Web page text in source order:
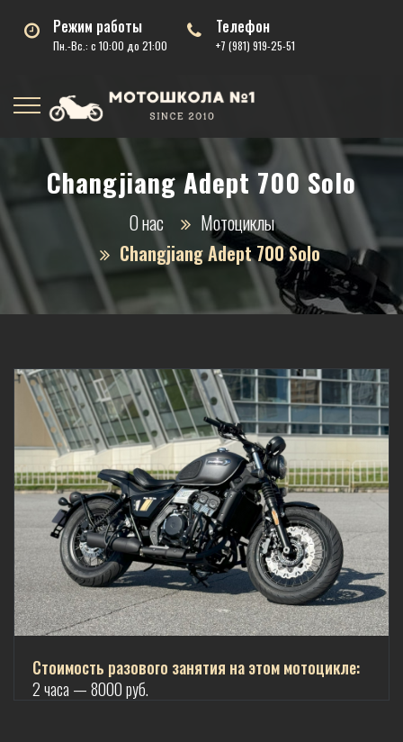
Режим работы
Пн.-Вс.: с 10:00 до 21:00
Телефон
+7 (981) 919-25-51
Changjiang Adept 700 Solo
О нас
Мотоциклы
Changjiang Adept 700 Solo
Стоимость разового занятия на этом мотоцикле:
2 часа — 8000 руб.